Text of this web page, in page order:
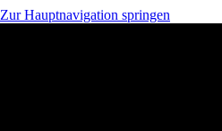
Zur Hauptnavigation springen